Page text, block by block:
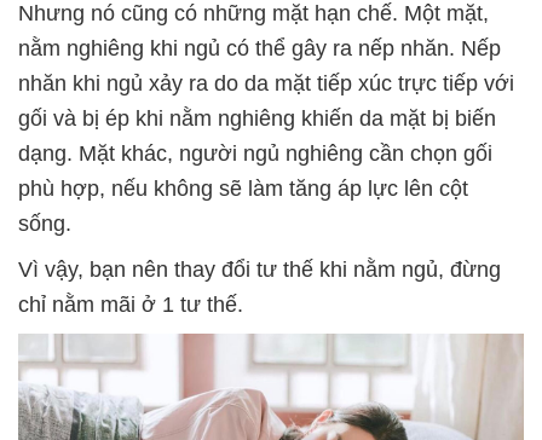
Nhưng nó cũng có những mặt hạn chế. Một mặt,
nằm nghiêng khi ngủ có thể gây ra nếp nhăn. Nếp
nhăn khi ngủ xảy ra do da mặt tiếp xúc trực tiếp với
gối và bị ép khi nằm nghiêng khiến da mặt bị biến
dạng. Mặt khác, người ngủ nghiêng cần chọn gối
phù hợp, nếu không sẽ làm tăng áp lực lên cột
sống.
Vì vậy, bạn nên thay đổi tư thế khi nằm ngủ, đừng
chỉ nằm mãi ở 1 tư thế.